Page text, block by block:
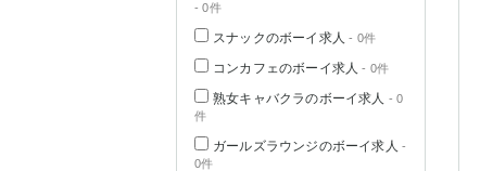
- 0件
スナックのボーイ求人 - 0件
コンカフェのボーイ求人 - 0件
熟女キャバクラのボーイ求人 - 0
件
ガールズラウンジのボーイ求人 -
0件
茨城県
群馬県